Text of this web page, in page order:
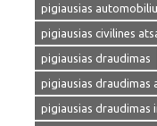
pigiausias
pigiausias civilines
pigiausias draudimas
pigiausias draudimas
pigiausias draudimas